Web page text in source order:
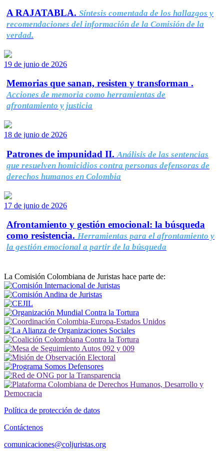
A RAJATABLA. Síntesis comentada de los hallazgos y
recomendaciones del información de la Comisión de la
verdad.
19 de junio de 2026
Memorias que sanan, resisten y transforman .
Acciones de memoria como herramientas de
afrontamiento y justicia
18 de junio de 2026
Patrones de impunidad II. Análisis de las sentencias
que resuelven homicidios contra personas defensoras de
derechos humanos en Colombia
17 de junio de 2026
Afrontamiento y gestión emocional: la búsqueda
como resistencia. Herramientas para el afrontamiento y
la gestión emocional a partir de la búsqueda
La Comisión Colombiana de Juristas hace parte de:
Política de protección de datos
Contáctenos
comunicaciones@coljuristas.org